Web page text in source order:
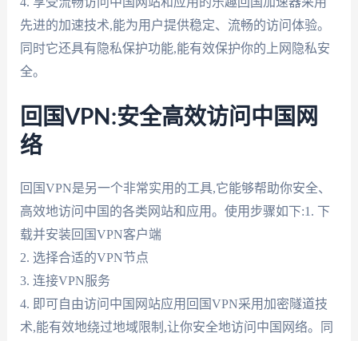
先进的加速技术,能为用户提供稳定、流畅的访问体验。
同时它还具有隐私保护功能,能有效保护你的上网隐私安
全。
回国VPN:安全高效访问中国网
络
回国VPN是另一个非常实用的工具,它能够帮助你安全、
高效地访问中国的各类网站和应用。使用步骤如下:1. 下
载并安装回国VPN客户端
2. 选择合适的VPN节点
3. 连接VPN服务
4. 即可自由访问中国网站应用回国VPN采用加密隧道技
术,能有效地绕过地域限制,让你安全地访问中国网络。同